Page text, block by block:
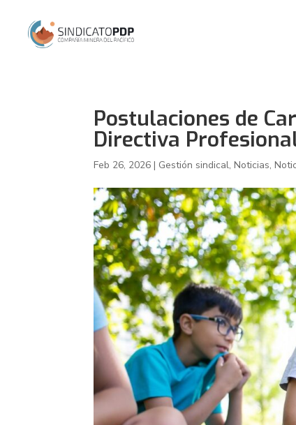
Postulaciones de
Directiva
Feb 26, 2026 | Gestión sindical,Noticias,